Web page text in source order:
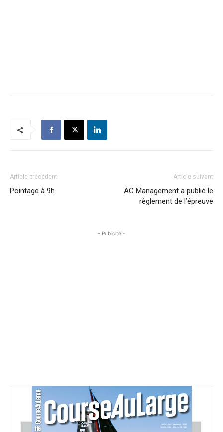
Article précédent
Pointage à 9h
Article suivant
AC Management a publié le
règlement de l’épreuve
- Publicité -